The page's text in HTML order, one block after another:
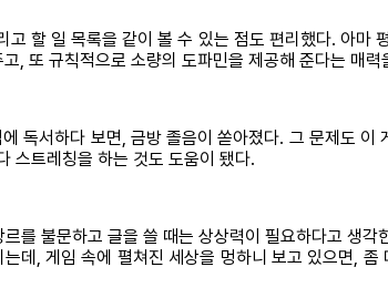
할 일 목록을 같이 볼 수 있는 점도 편리했다. 아마
, 또 규칙적으로 소량의 도파민을 제공해 준다는 매력
독서하다 보면, 금방 졸음이 쏟아졌다. 그 문제도
스트레칭을 하는 것도 도움이 됐다.
를 불문하고 글을 쓸 때는 상상력이 필요하다고 생
데, 게임 속에 펼쳐진 세상을 멍하니 보고 있으면,